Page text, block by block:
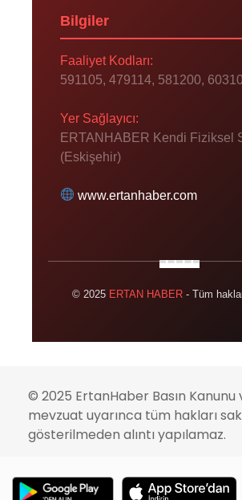
Bilgiler
Faaliyet Kodları:
591105, 479114, 581200,
Yer Sağlayıcı:
ERTANHABER Kendi Fiziksel
(Eskişehir)
www.ertanhaber.com
© 2025 ERTAN HABER- Tüm
© 2025 ErtanHaber Basın Kanunu
mevzuat uyarınca tüm hakları
gösterilmeden alıntı yapılamaz.